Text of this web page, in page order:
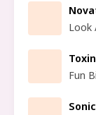
Look
Fun